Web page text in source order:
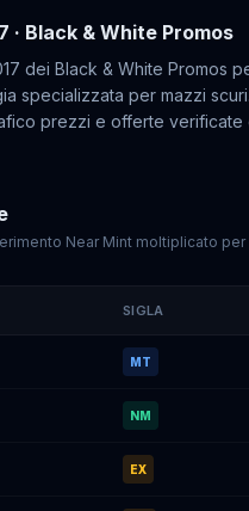
· Black & White Promos
dei Black & White Promos
specializzata per mazzi
prezzi e offerte verificate
Near Mint moltiplicato
per condizione
SIGLA
MT
NM
EX